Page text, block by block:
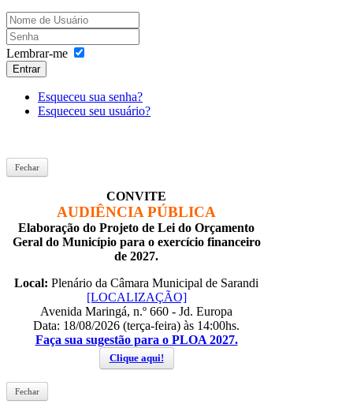
Lembrar-me
Entrar
Esqueceu sua senha?
Esqueceu seu usuário?
Fechar
CONVITE
AUDIÊNCIA PÚBLICA
Elaboração do Projeto de Lei do Orçamento
Geral do Município para o exercício financeiro
de 2027.
Local: Plenário da Câmara Municipal de Sarandi
[LOCALIZAÇÃO]
Avenida Maringá, n.º 660 - Jd. Europa
Data: 18/08/2026 (terça-feira) às 14:00hs.
Faça sua sugestão para o PLOA 2027.
Clique aqui!
Fechar